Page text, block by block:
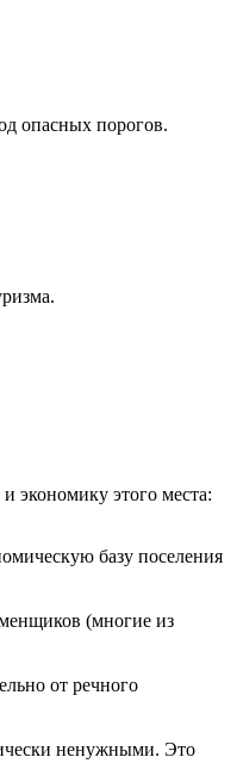
опасных порогов.
экономику этого места:
базу поселения
(многие из
от речного
ненужными. Это